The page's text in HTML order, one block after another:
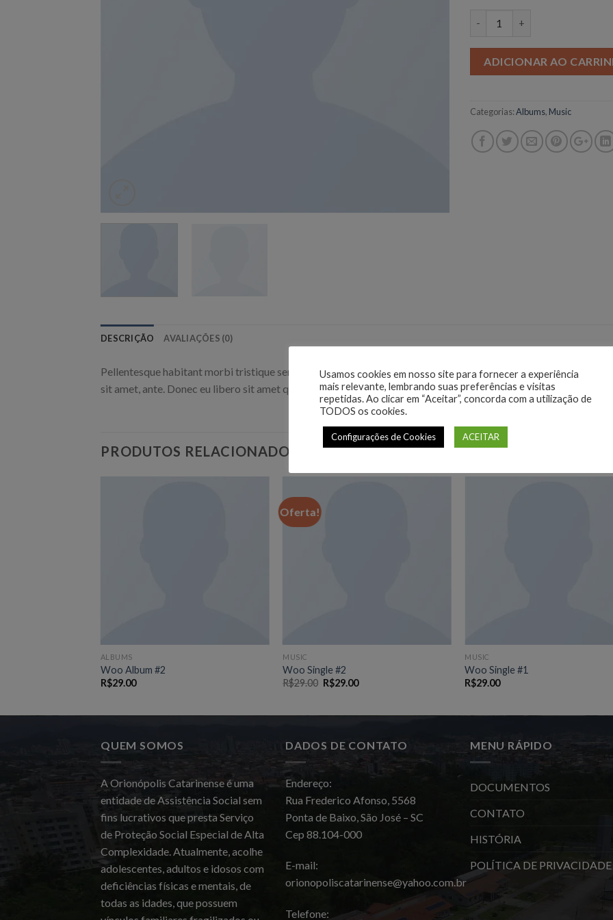
ADICIONAR AO
Categorias:Albums, Music
DESCRIÇÃO AVALIAÇÕES (0)
Pellentesque habitant morbi tristique senectus et netus et malesuada fames ac turpis egestas. Vestibulum
sit amet, ante. Donec eu libero sit amet quam egestas semper. Aenean ultricies mi vitae est. Mauris placerat
PRODUTOS RELACIONADOS
ALBUMS
Woo Album #2
R$29.00
Oferta!
MUSIC
Woo Single #2
R$29.00 O
preço
R$29.00O
MUSIC
Woo Single #1
R$29.00
QUEM SOMOS
A Orionópolis Catarinense é uma
entidade de Assistência Social sem
fins lucrativos que presta Serviço
de Proteção Social Especial de Alta
Complexidade. Atualmente, acolhe
adolescentes, adultos e idosos com
deficiências físicas e mentais, de
todas as idades, que possuem
DADOS DE CONTATO
Endereço:
Rua Frederico Afonso, 5568
Ponta de Baixo, São José – SC
Cep 88.104-000
E-mail:
orionopoliscatarinense@yahoo.com.br
Telefone:
MENU RÁPIDO
DOCUMENTOS
CONTATO
HISTÓRIA
POLÍTICA DE PRIVACIDADE
Usamos cookies em nosso site para fornecer a experiência
mais relevante, lembrando suas preferências e visitas
repetidas. Ao clicar em “Aceitar”, concorda com a utilização de
TODOS os cookies.
Configurações de Cookies ACEITAR